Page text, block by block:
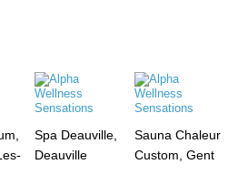
Spa Deauville,
Deauville
Sauna Chaleur
Custom, Gent